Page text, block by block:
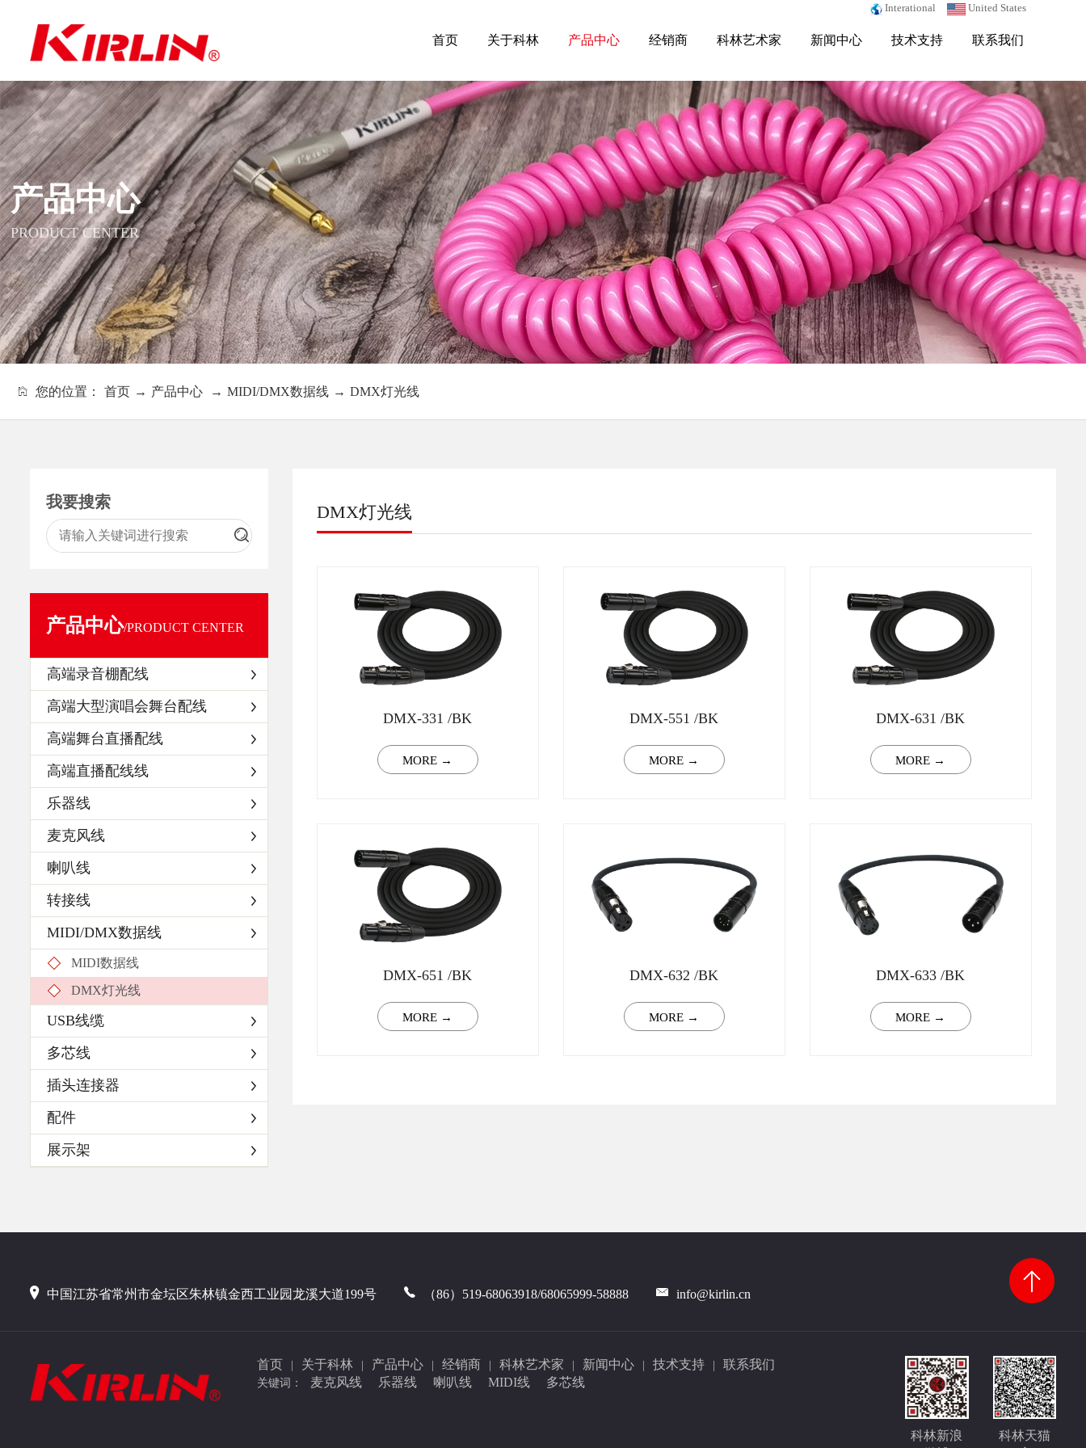
Interational United States
首页 关于科林 产品中心 经销商 科林艺术家 新闻中心 技术支持 联系我们
产品中心
PRODUCT CENTER
您的位置： 首页 → 产品中心 → MIDI/DMX数据线 → DMX灯光线
我要搜索
产品中心/PRODUCT CENTER
高端录音棚配线
高端大型演唱会舞台配线
高端舞台直播配线
高端直播配线线
乐器线
麦克风线
喇叭线
转接线
MIDI/DMX数据线
MIDI数据线
DMX灯光线
USB线缆
多芯线
插头连接器
配件
展示架
DMX灯光线
DMX-331 /BK
MORE →
DMX-551 /BK
MORE →
DMX-631 /BK
MORE →
DMX-651 /BK
MORE →
DMX-632 /BK
MORE →
DMX-633 /BK
MORE →
中国江苏省常州市金坛区朱林镇金西工业园龙溪大道199号 （86）519-68063918/68065999-58888 info@kirlin.cn
首页 关于科林 产品中心 经销商 科林艺术家 新闻中心 技术支持 联系我们
关键词： 麦克风线 乐器线 喇叭线 MIDI线 多芯线
科林新浪
科林天猫